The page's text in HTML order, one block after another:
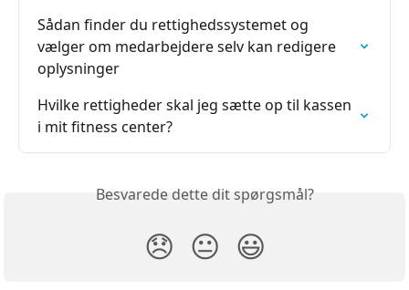
Sådan finder du rettighedssystemet og
vælger om medarbejdere selv kan redigere
oplysninger
Hvilke rettigheder skal jeg sætte op til kassen
i mit fitness center?
Besvarede dette dit spørgsmål?
😞 😐 😃